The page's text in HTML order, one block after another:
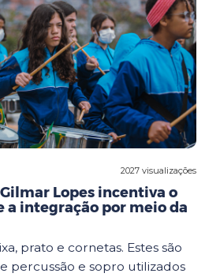
2027 visualizações
Lopes incentiva o
a integração por meio da
prato e cornetas. Estes são
percussão e sopro utilizados